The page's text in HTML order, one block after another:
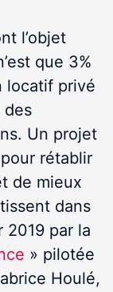
l’objet
que 3%
locatif privé
des
Un projet
rétablir
de mieux
dans
par la
» pilotée
Houlé,